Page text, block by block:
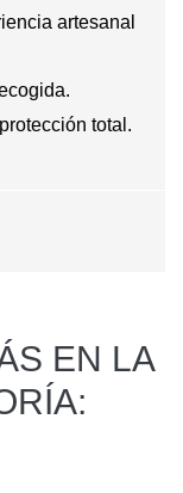
artesanal
total.
EN LA